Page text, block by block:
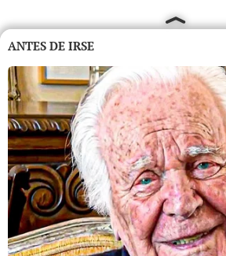
ANTES DE IRSE